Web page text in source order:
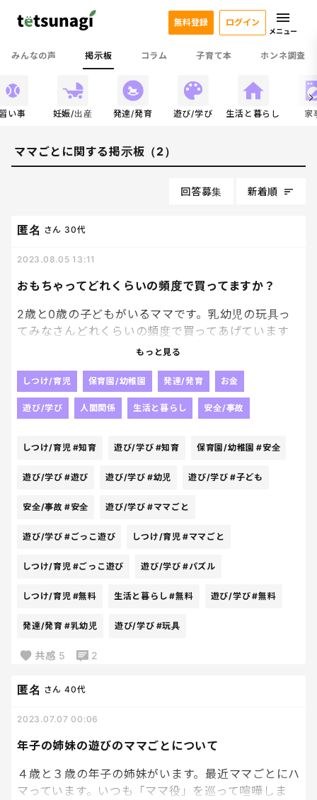
みんなの声 掲示板 コラム 子育て本 ホンネ調査
無料登録 ログイン
メニュー
い事 妊娠/出産 発達/発育 遊び/学び 生活と暮らし 家
ママごとに関する掲示板（2）
回答募集 新着順
おもちゃってどれくらいの頻度で買ってますか？
匿名 さん 30代
2023.08.05 13:11
2歳と0歳の子どもがいるママです。乳幼児の玩具っ
てみなさんどれくらいの頻度で買ってあげています
か？うちは私が月1回くらいの頻度で玩具を刷新して
全く興味を持たなくて、2歳児用のパズルとかも買っ
てあげたのですがお蔵入りになってます笑。ママごと
やごっこ遊びは好きなようでよくやっています。0歳
玩具は安全上買いたくないなぁと思ったり。そして
買っちゃって（月に3-4回は買ってる）リビングのス
ペースが脅かされ始めましたw無料で遊べる遊び（牛
のかな？ずっと遊べる玩具ってなかなかないから難
もっと見る
しつけ/育児 保育園/幼稚園 発達/発育 お金
遊び/学び 人間関係 生活と暮らし 安全/事故
しつけ/育児 #知育 遊び/学び #知育 保育園/幼稚園 #安全
遊び/学び #遊び 遊び/学び #幼児 遊び/学び #子ども
安全/事故 #安全 遊び/学び #ママごと
遊び/学び #ごっこ遊び しつけ/育児 #ママごと
しつけ/育児 #ごっこ遊び 遊び/学び #パズル
しつけ/育児 #無料 生活と暮らし #無料 遊び/学び#無料
発達/発育 #乳幼児 遊び/学び #玩具
共感 5 2
年子の姉妹の遊びのママごとについて
匿名 さん 40代
2023.07.07 00:06
４歳と３歳の年子の姉妹がいます。最近ママごとにハ
マっています。いつも「ママ役」を巡って喧嘩しま